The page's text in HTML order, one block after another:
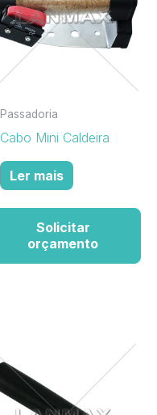
Passadoria
Cabo Mini Caldeira
Ler mais
Solicitar
orçamento